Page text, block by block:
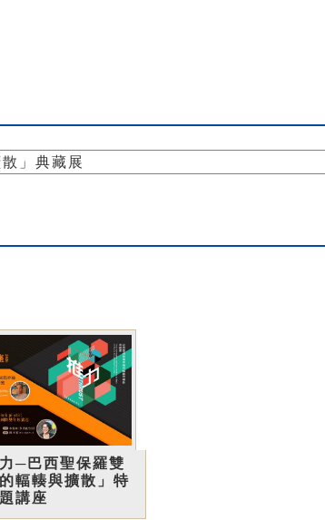
」典藏展
力─巴西聖保羅雙
輻輳與擴散」特
講座